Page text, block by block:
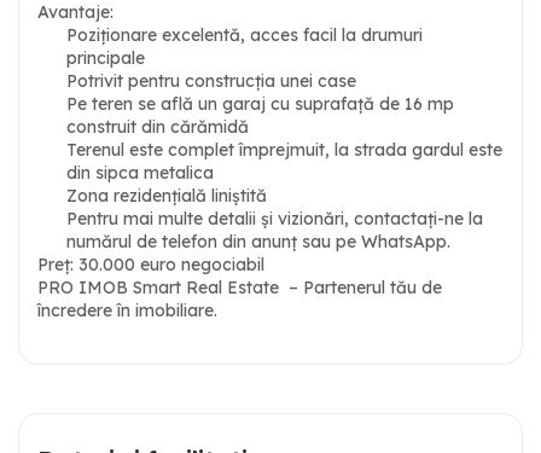
Avantaje:
Poziționare excelentă, acces facil la drumuri
principale
Potrivit pentru construcția unei case
Pe teren se află un garaj cu suprafață de 16 mp
construit din cărămidă
Terenul este complet împrejmuit, la strada gardul este
din sipca metalica
Zona rezidențială liniștită
Pentru mai multe detalii și vizionări, contactați-ne la
numărul de telefon din anunț sau pe WhatsApp.
Preț: 30.000 euro negociabil
PRO IMOB Smart Real Estate – Partenerul tău de
încredere în imobiliare.